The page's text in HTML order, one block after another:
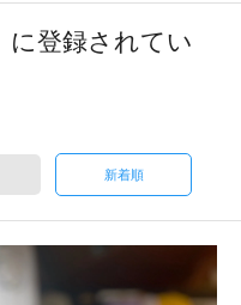
に登録されてい
新着順